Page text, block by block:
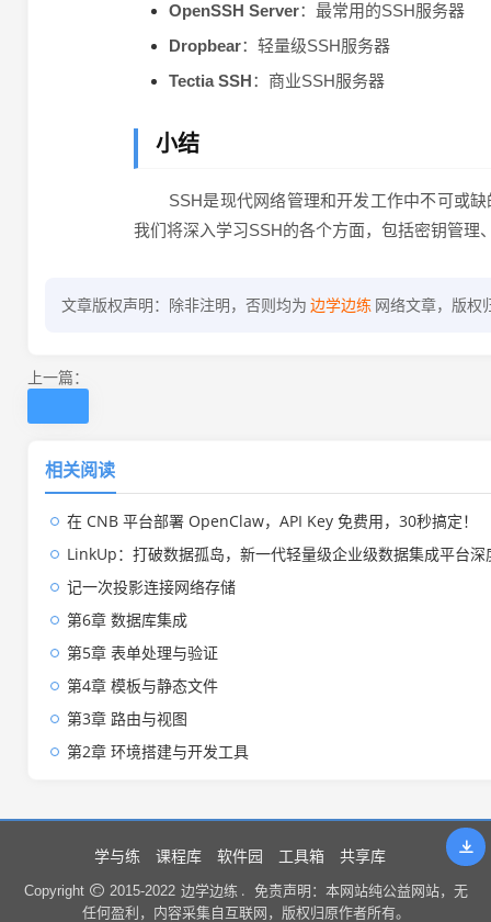
OpenSSH Server：最常用的SSH服务器
Dropbear：轻量级SSH服务器
Tectia SSH：商业SSH服务器
小结
SSH是现代网络管理和开发工作中不可或
我们将深入学习SSH的各个方面，包括密钥管
文章版权声明：除非注明，否则均为 边学边练 网络文章，版权
上一篇：
相关阅读
在 CNB 平台部署 OpenClaw，API Key 免费用，30秒搞定！
LinkUp：打破数据孤岛，新一代轻量级企业级数据集成平台深
记一次投影连接网络存储
第6章 数据库集成
第5章 表单处理与验证
第4章 模板与静态文件
第3章 路由与视图
第2章 环境搭建与开发工具
学与练 课程库 软件园 工具箱 共享库
Copyright 2015-2022 边学边练 .
免责声明：本网站纯公益网站，无
任何盈利，内容采集自互联网，版权归原作者所有。